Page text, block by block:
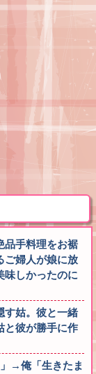
品手料理をお裾
ご婦人が娘に放
しかったのに
す姑。彼と一緒
と彼が勝手に作
→俺「生きたま